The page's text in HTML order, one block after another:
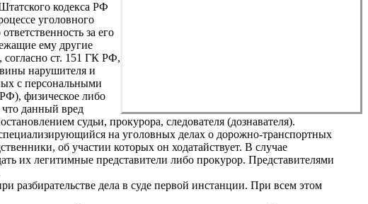
кодекса РФ
уголовного
за его
ему другие
согласно ст. 151 ГК РФ,
нарушителя и
с персональными
физическое либо
данный вред
судьи, прокурора, следователя (дознавателя).
на уголовных делах о дорожно-транспортных
об участии которых он ходатайствует. В случае
их легитимные представители либо прокурор. Представителями
разбирательстве дела в суде первой инстанции. При всем этом